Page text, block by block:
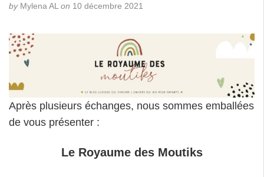
n
byMylena AL on 10 décembre 2021
Après plusieurs échanges, nous sommes emballées
de vous présenter :
Le Royaume des Moutiks